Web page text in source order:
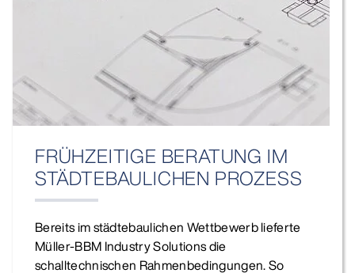
FRÜHZEITIGE BERATUNG IM
STÄDTEBAULICHEN PROZESS
Bereits im städtebaulichen Wettbewerb lieferte
Müller‑BBM Industry Solutions die
schalltechnischen Rahmenbedingungen. So